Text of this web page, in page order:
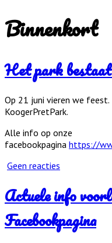
Binnenkort
Het park
Op 21 juni vieren we feest.
KoogerPretPark.
Alle info op onze
facebookpagina https://
Geen reacties
Actuele info
Facebookpagina